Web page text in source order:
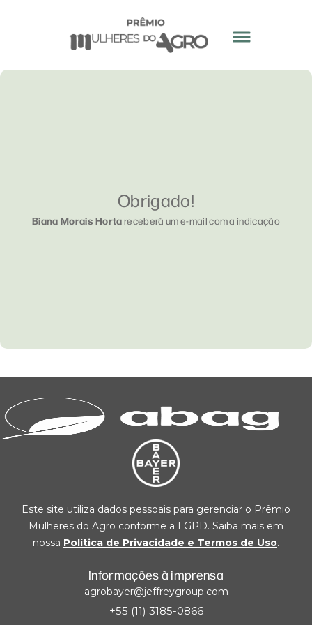
Obrigado!
Biana Morais Hortareceberá um e-mail com a indicação
Este site utiliza dados pessoais para gerenciar o Prêmio
Mulheres do Agro conforme a LGPD. Saiba mais em
nossa Política de Privacidade e Termos de Uso.
Informações à imprensa
agrobayer@jeffreygroup.com
+55 (11) 3185-0866